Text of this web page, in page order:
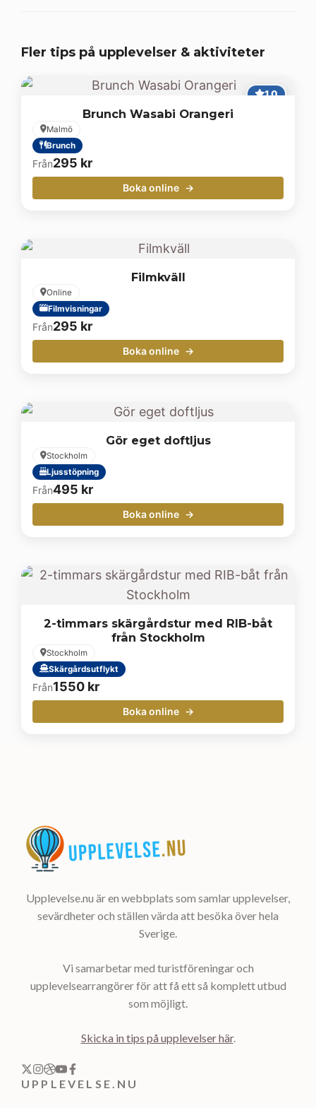
Fler tips på upplevelser & aktiviteter
1,0
Brunch Wasabi Orangeri
Malmö
Brunch
Från295 kr
Boka online
Filmkväll
Online
Filmvisningar
Från295 kr
Boka online
Gör eget doftljus
Stockholm
Ljusstöpning
Från495 kr
Boka online
2-timmars skärgårdstur med RIB-båt
från Stockholm
Stockholm
Skärgårdsutflykt
Från1550 kr
Boka online
Upplevelse.nu är en webbplats som samlar upplevelser,
sevärdheter och ställen värda att besöka över hela
Sverige.
Vi samarbetar med turistföreningar och
upplevelsearrangörer för att få ett så komplett utbud
som möjligt.
Skicka in tips på upplevelser här.
UPPLEVELSE.NU